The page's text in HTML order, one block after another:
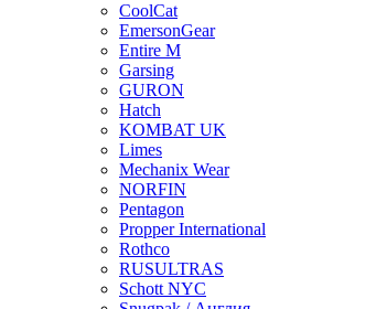
CoolCat
EmersonGear
Entire M
Garsing
GURON
Hatch
KOMBAT UK
Limes
Mechanix Wear
NORFIN
Pentagon
Propper International
Rothco
RUSULTRAS
Schott NYC